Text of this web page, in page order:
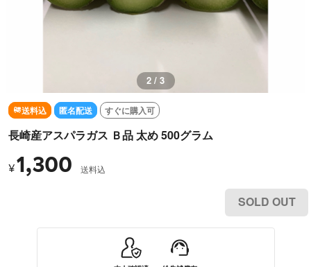
2 / 3
送料込 匿名配送 すぐに購入可
長崎産アスパラガス Ｂ品 太め 500グラム
¥1,300 送料込
SOLD OUT